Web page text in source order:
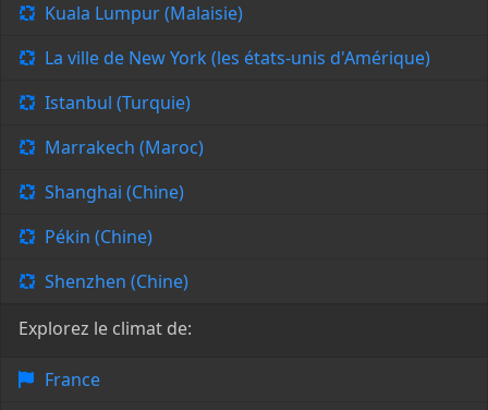
Kuala Lumpur (Malaisie)
La ville de New York (les états-unis d'Amérique)
Istanbul (Turquie)
Marrakech (Maroc)
Shanghai (Chine)
Pékin (Chine)
Shenzhen (Chine)
Explorez le climat de:
France